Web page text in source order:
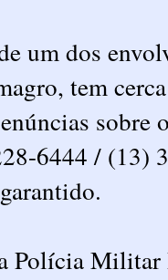
um dos
tem
sobre
6444 / (13)
Polícia